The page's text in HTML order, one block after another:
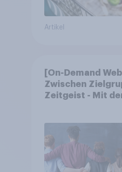
Artikel
[On-Demand
Zwischen
Zeitgeist - Mit